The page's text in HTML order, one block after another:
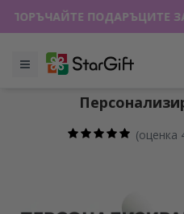
ПОРЪЧАЙТЕ ПОДАРЪЦИТЕ
(оценка